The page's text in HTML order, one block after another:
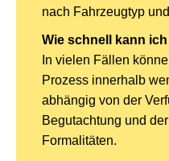
nach Fahrzeugtyp
Wie schnell kann
In vielen Fällen
Prozess innerhalb
abhängig von der
Begutachtung und
Formalitäten.